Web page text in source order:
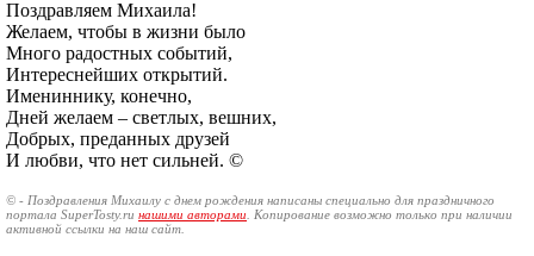
Поздравляем Михаила!
Желаем, чтобы в жизни было
Много радостных событий,
Интереснейших открытий.
Имениннику, конечно,
Дней желаем – светлых, вешних,
Добрых, преданных друзей
И любви, что нет сильней. ©
© - Поздравления Михаилу с днем рождения написаны специально для праздничного
портала SuperTosty.ru нашими авторами . Копирование возможно только при наличии
активной ссылки на наш сайт.